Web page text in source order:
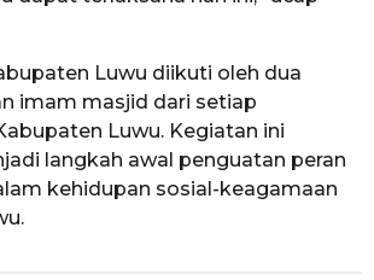
Luwu diikuti oleh dua
imam masjid dari setiap
Luwu. Kegiatan ini
langkah awal penguatan peran
kehidupan sosial-keagamaan